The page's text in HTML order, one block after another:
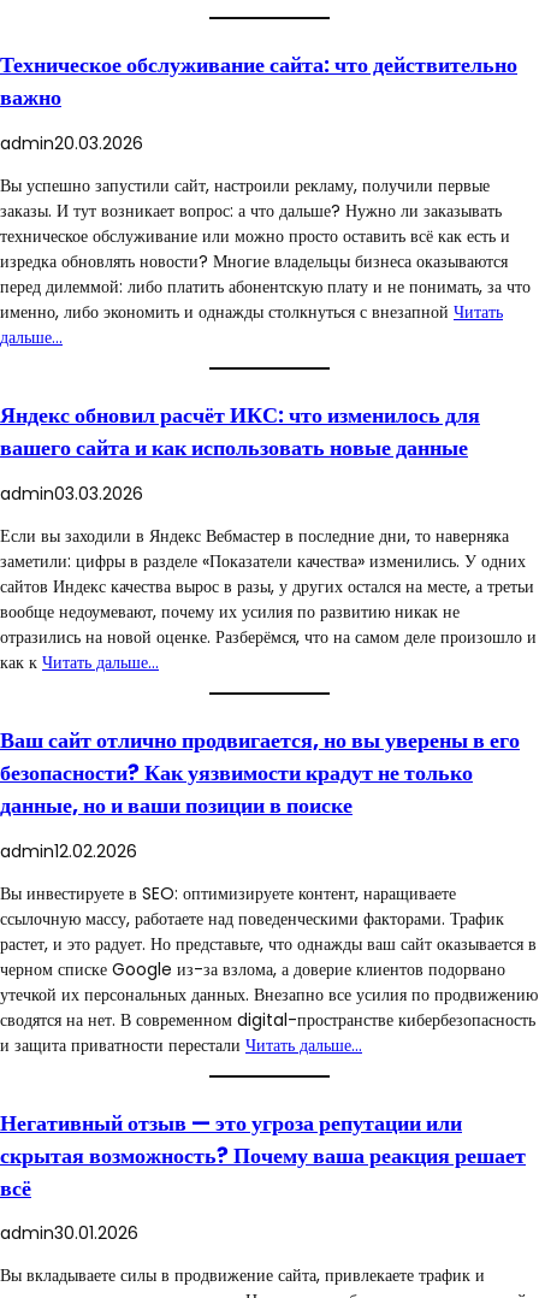
Техническое обслуживание сайта: что действительно
важно
admin20.03.2026
Вы успешно запустили сайт, настроили рекламу, получили первые
заказы. И тут возникает вопрос: а что дальше? Нужно ли заказывать
техническое обслуживание или можно просто оставить всё как есть и
изредка обновлять новости? Многие владельцы бизнеса оказываются
перед дилеммой: либо платить абонентскую плату и не понимать, за что
именно, либо экономить и однажды столкнуться с внезапной Читать
дальше…
Яндекс обновил расчёт ИКС: что изменилось для
вашего сайта и как использовать новые данные
admin03.03.2026
Если вы заходили в Яндекс Вебмастер в последние дни, то наверняка
заметили: цифры в разделе «Показатели качества» изменились. У одних
сайтов Индекс качества вырос в разы, у других остался на месте, а третьи
вообще недоумевают, почему их усилия по развитию никак не
отразились на новой оценке. Разберёмся, что на самом деле произошло и
как к Читать дальше…
Ваш сайт отлично продвигается, но вы уверены в его
безопасности? Как уязвимости крадут не только
данные, но и ваши позиции в поиске
admin12.02.2026
Вы инвестируете в SEO: оптимизируете контент, наращиваете
ссылочную массу, работаете над поведенческими факторами. Трафик
растет, и это радует. Но представьте, что однажды ваш сайт оказывается в
черном списке Google из-за взлома, а доверие клиентов подорвано
утечкой их персональных данных. Внезапно все усилия по продвижению
сводятся на нет. В современном digital-пространстве кибербезопасность
и защита приватности перестали Читать дальше…
Негативный отзыв — это угроза репутации или
скрытая возможность? Почему ваша реакция решает
всё
admin30.01.2026
Вы вкладываете силы в продвижение сайта, привлекаете трафик и